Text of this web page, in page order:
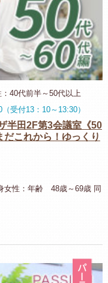
40代前半～50代以上
受付13：10～13:30）
半田2F第3会議室《50
これから！ゆっくり
女性：年齢 48歳～69歳 同
パ